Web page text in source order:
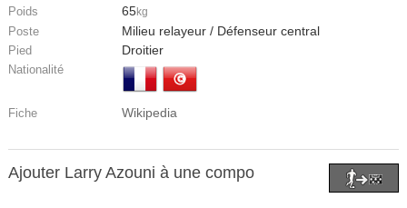
Poids 65kg
Poste Milieu relayeur / Défenseur central
Pied Droitier
Nationalité
Fiche Wikipedia
Ajouter Larry Azouni à une compo